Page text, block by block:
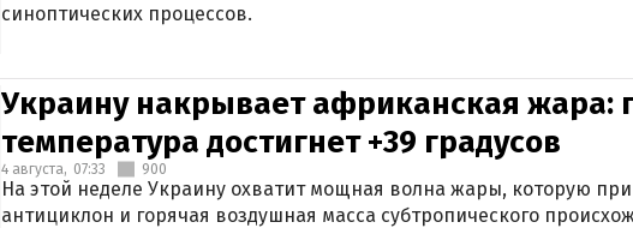
синоптических процессов.
Украину накрывает африканская жара:
температура достигнет +39 градусов
4 августа, 07:33 900
На этой неделе Украину охватит мощная волна жары, которую
антициклон и горячая воздушная масса субтропического